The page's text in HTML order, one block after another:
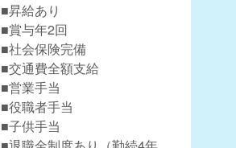
■昇給あり
■賞与年2回
■社会保険完備
■交通費全額支給
■営業手当
■役職者手当
■子供手当